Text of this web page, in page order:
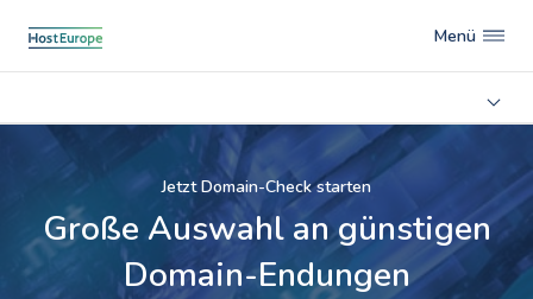
Menü
Jetzt Domain-Check starten
Große Auswahl an günstigen
Domain-Endungen